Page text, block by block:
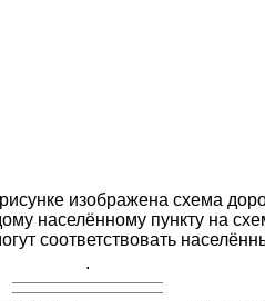
изображена схема
населённому пункту на
соответствовать
.